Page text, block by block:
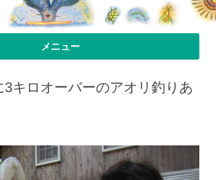
プーラン｜小笠原父島 シ
ーカヤック 宿
ヤックスクール＆ツアー「プーランプーランシーカ
コテージのお宿の「プーランビレッジ」のHPへよ
メニュー
3キロオーバーのアオリ釣りあ